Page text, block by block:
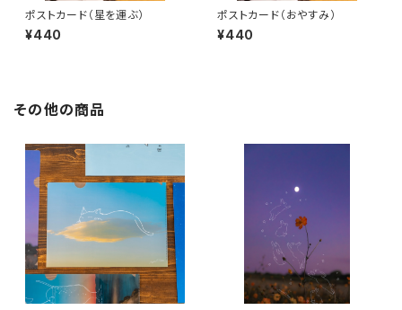
ポストカード（星を運ぶ）
¥440
ポストカード（おやすみ）
¥440
その他の商品